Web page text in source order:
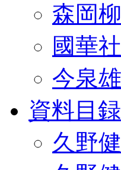
森岡
國華
今泉
資料目録
久野